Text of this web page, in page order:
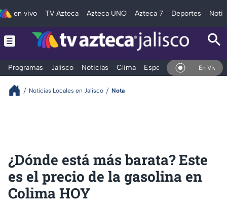
en vivo TV Azteca Azteca UNO Azteca 7 Deportes
Programas Jalisco Noticias Clima Espectáculos Deportes
En Vivo
Noticias Locales en Jalisco Nota
¿Dónde está más barata? Este
es el precio de la gasolina en
Colima HOY